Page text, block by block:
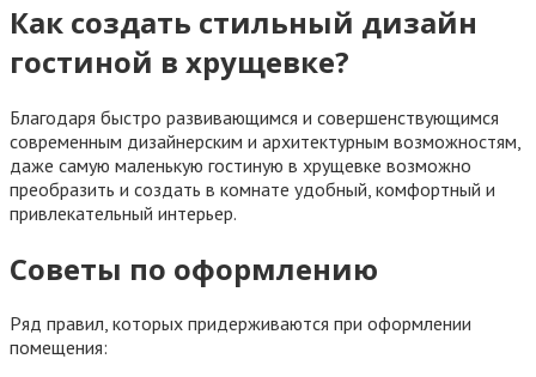
Как создать стильный дизайн
гостиной в хрущевке?
Благодаря быстро развивающимся и совершенствующимся
современным дизайнерским и архитектурным возможностям,
даже самую маленькую гостиную в хрущевке возможно
преобразить и создать в комнате удобный, комфортный и
привлекательный интерьер.
Советы по оформлению
Ряд правил, которых придерживаются при оформлении
помещения: